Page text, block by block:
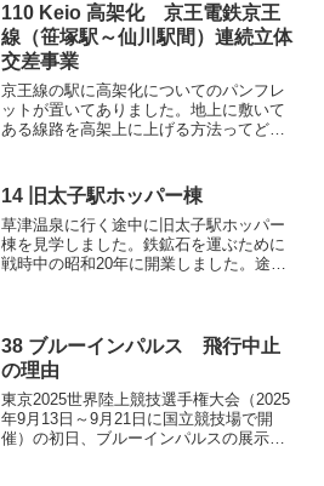
110 Keio 高架化 京王電鉄京王
線（笹塚駅～仙川駅間）連続立体
交差事業
京王線の駅に高架化についてのパンフレ
ットが置いてありました。地上に敷いて
ある線路を高架上に上げる方法ってどう
14 旧太子駅ホッパー棟
草津温泉に行く途中に旧太子駅ホッパー
棟を見学しました。鉄鉱石を運ぶために
戦時中の昭和20年に開業しました。途
た。その始発駅が旧太子...
38 ブルーインパルス 飛行中止
の理由
東京2025世界陸上競技選手権大会（2025
年9月13日～9月21日に国立競技場で開
催）の初日、ブルーインパルスの展示飛